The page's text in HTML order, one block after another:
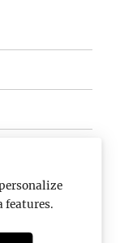
inferior
features.